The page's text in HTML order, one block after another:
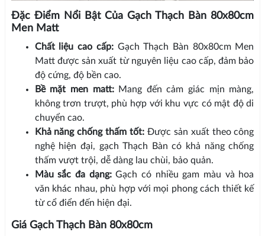
Đặc Điểm Nổi Bật Của Gạch Thạch Bàn 80x80cm
Men Matt
Chất liệu cao cấp:Gạch Thạch Bàn 80x80cm Men
Matt được sản xuất từ nguyên liệu cao cấp, đảm bảo
độ cứng, độ bền cao.
Bề mặt men matt:Mang đến cảm giác mịn màng,
không trơn trượt, phù hợp với khu vực có mật độ di
chuyển cao.
Khả năng chống thấm tốt: Được sản xuất theo công
nghệ hiện đại, gạch Thạch Bàn có khả năng chống
thấm vượt trội, dễ dàng lau chùi, bảo quản.
Màu sắc đa dạng:Gạch có nhiều gam màu và hoa
văn khác nhau, phù hợp với mọi phong cách thiết kế
từ cổ điển đến hiện đại.
Giá Gạch Thạch Bàn 80x80cm